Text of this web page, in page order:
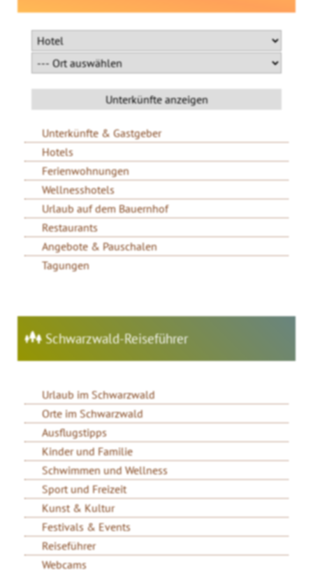
Unterkünfte & Gastgeber
Hotels
Ferienwohnungen
Wellnesshotels
Urlaub auf dem Bauernhof
Restaurants
Angebote & Pauschalen
Tagungen
Schwarzwald-Reiseführer
Urlaub im Schwarzwald
Orte im Schwarzwald
Ausflugstipps
Kinder und Familie
Schwimmen und Wellness
Sport und Freizeit
Kunst & Kultur
Festivals & Events
Reiseführer
Webcams